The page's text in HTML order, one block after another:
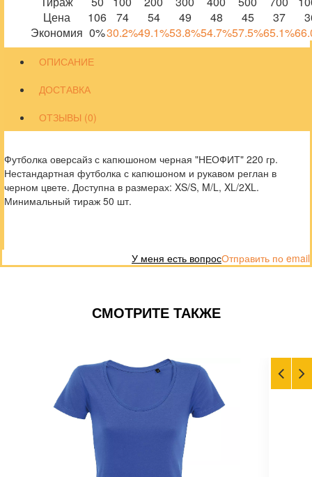
Цена
106 74 54 49 48 45 37
Экономия 0%30.2%49.1%53.8%54.7%57.5%65.1%
ОПИСАНИЕ
ДОСТАВКА
ОТЗЫВЫ (0)
Футболка оверсайз с капюшоном черная "НЕОФИТ" 220 гр.
Нестандартная футболка с капюшоном и рукавом реглан в
черном цвете. Доступна в размерах: XS/S, M/L, XL/2XL.
Минимальный тираж 50 шт.
Отправить по email
У меня есть вопрос
СМОТРИТЕ ТАКЖЕ